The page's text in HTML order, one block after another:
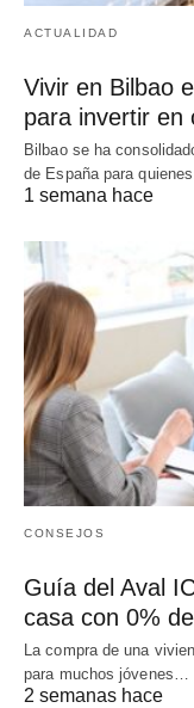
ACTUALIDAD
Vivir en Bilbao
para invertir en
Bilbao se ha
de España para
1 semana hace
CONSEJOS
Guía del Aval
casa con 0%
La compra de una
para muchos jóvenes…
2 semanas hace